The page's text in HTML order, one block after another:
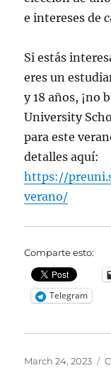
e intereses de
Si estás
eres un
y 18 años, ¡no
University
para este
detalles aquí:
https://
verano/
Comparte esto:
Telegram
Posted
March 24, 2023